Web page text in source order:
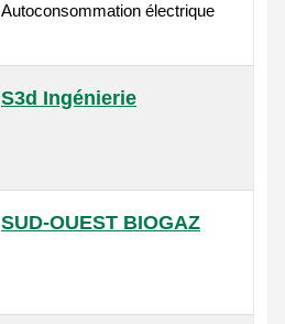
Autoconsommation électrique
S3d Ingénierie
SUD-OUEST BIOGAZ